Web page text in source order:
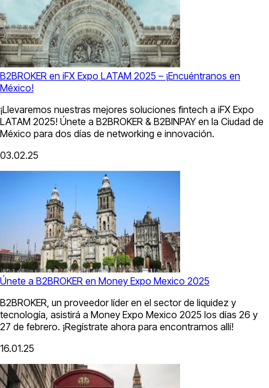
B2BROKER en iFX Expo LATAM 2025 – ¡Encuéntranos en
México!
¡Llevaremos nuestras mejores soluciones fintech a iFX Expo
LATAM 2025! Únete a B2BROKER & B2BINPAY en la Ciudad de
México para dos días de networking e innovación.
03.02.25
Únete a B2BROKER en Money Expo Mexico 2025
B2BROKER, un proveedor líder en el sector de liquidez y
tecnología, asistirá a Money Expo Mexico 2025 los días 26 y
27 de febrero. ¡Regístrate ahora para encontrarnos allí!
16.01.25